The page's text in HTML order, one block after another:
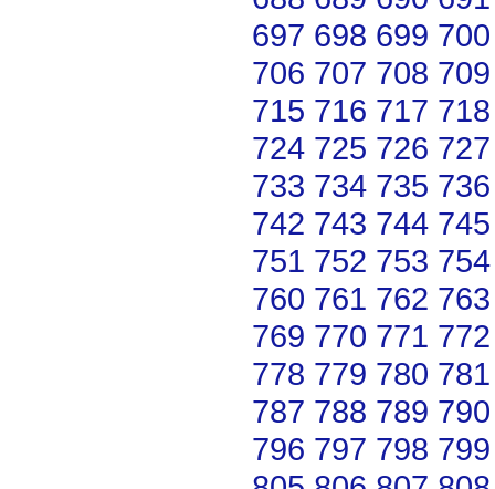
697 698 699 700
706 707 708 709
715 716 717 718
724 725 726 727
733 734 735 736
742 743 744 745
751 752 753 754
760 761 762 763
769 770 771 772
778 779 780 781
787 788 789 790
796 797 798 799